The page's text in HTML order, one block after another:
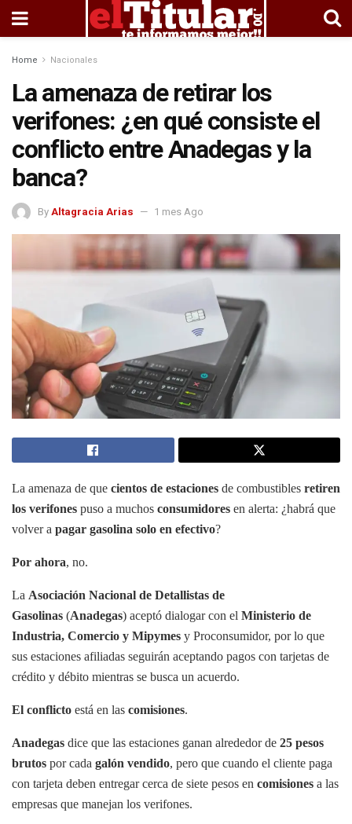
Home Nacionales
La amenaza de retirar los
verifones: ¿en qué consiste el
conflicto entre Anadegas y la
banca?
By Altagracia Arias 1 mes Ago
La amenaza de que cientos de estaciones de combustibles retiren
los verifones puso a muchos consumidores en alerta: ¿habrá que
volver a pagar gasolina solo en efectivo?
Por ahora, no.
La Asociación Nacional de Detallistas de
Gasolinas (Anadegas) aceptó dialogar con el Ministerio de
Industria, Comercio y Mipymes y Proconsumidor, por lo que
sus estaciones afiliadas seguirán aceptando pagos con tarjetas de
crédito y débito mientras se busca un acuerdo.
El conflicto está en las comisiones.
Anadegas dice que las estaciones ganan alrededor de 25 pesos
brutos por cada galón vendido, pero que cuando el cliente paga
con tarjeta deben entregar cerca de siete pesos en comisiones a las
empresas que manejan los verifones.